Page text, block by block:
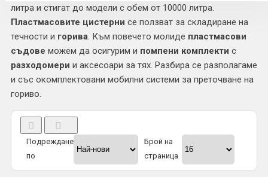
литра и стигат до модели с обем от 10000 литра.
Пластмасовите цистерни се ползват за складиране на
течности и горива. Към повечето молиде пластмасови
съдове можем да осигурим и помпени комплекти с
разходомери и аксесоари за тях. Разбира се разполагаме
и със окомплектовани мобилни системи за преточване на
гориво.
Подреждане
по
Брой на
страница